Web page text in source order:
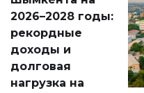
Венесуэлы.
2026–2028 годы:
рекордные
доходы и
долговая
нагрузка на